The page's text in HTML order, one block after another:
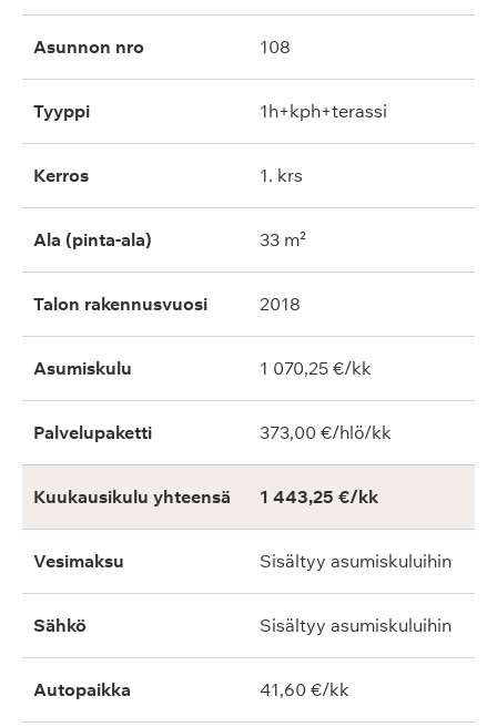
Asunnon nro 108
Tyyppi 1h+kph+terassi
Kerros 1. krs
Ala (pinta-ala) 33 m²
Talon rakennusvuosi 2018
Asumiskulu 1 070,25 €/kk
Palvelupaketti 373,00 €/hlö/kk
Kuukausikulu yhteensä 1 443,25 €/kk
Vesimaksu Sisältyy asumiskuluihin
Sähkö Sisältyy asumiskuluihin
Autopaikka 41,60 €/kk